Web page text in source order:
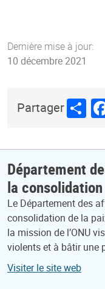
Dernière mise à jour:
10 décembre 2021
Partager
Département
la
Le Département des
consolidation de la
la mission de l’ONU
violents et à bâtir une
Visiter le site web